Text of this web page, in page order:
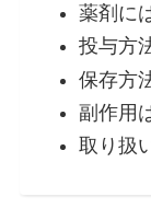
薬剤に
投与方
保存方
副作用
取り扱